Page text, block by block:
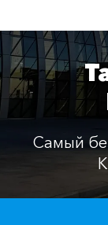
Самый